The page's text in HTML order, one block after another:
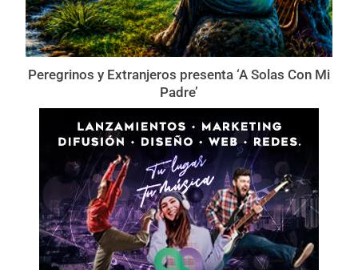
Peregrinos y Extranjeros presenta ‘A Solas Con Mi
Padre’